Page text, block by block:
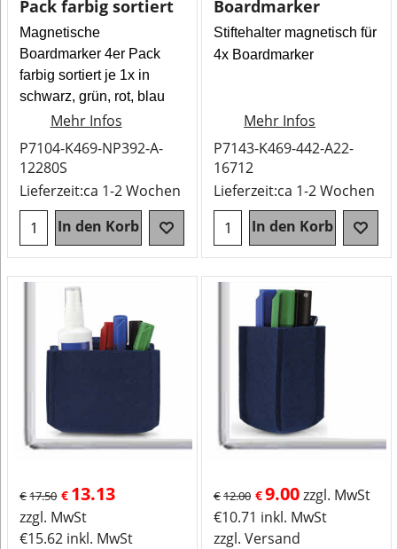
Pack farbig sortiert
Magnetische
Boardmarker 4er Pack
farbig sortiert je 1x in
schwarz, grün, rot, blau
Mehr Infos
P7104-K469-NP392-A-
12280S
Lieferzeit:ca 1-2 Wochen
In den Korb
Boardmarker
Stiftehalter magnetisch für
4x Boardmarker
Mehr Infos
P7143-K469-442-A22-
16712
Lieferzeit:ca 1-2 Wochen
In den Korb
€17.50 € 13.13
zzgl. MwSt
€15.62 inkl. MwSt
€12.00 €9.00zzgl. MwSt
€10.71 inkl. MwSt
zzgl. Versand